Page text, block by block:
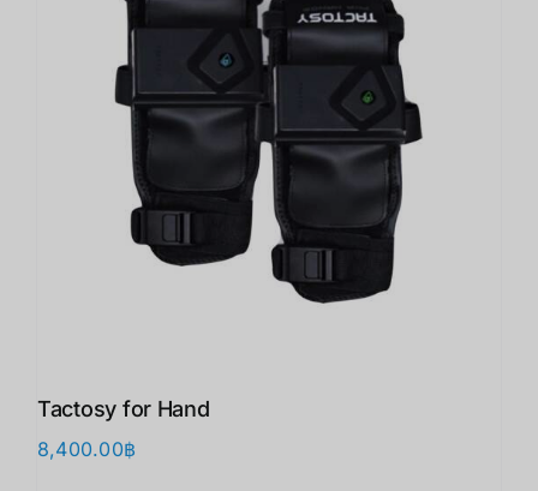
Tactosy for Hand
8,400.00฿